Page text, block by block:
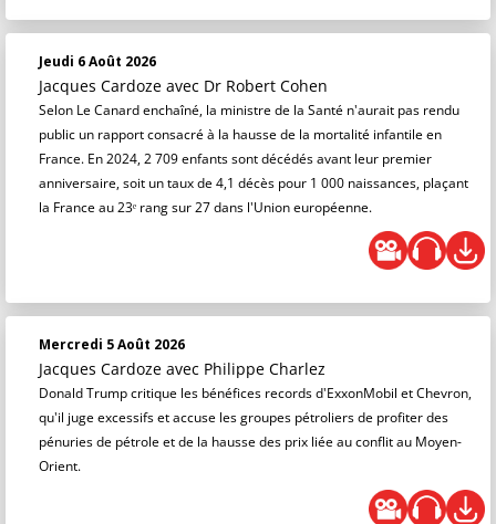
Jeudi 6 Août 2026
Jacques Cardoze avec Dr Robert Cohen
Selon Le Canard enchaîné, la ministre de la Santé n'aurait pas rendu
public un rapport consacré à la hausse de la mortalité infantile en
France. En 2024, 2 709 enfants sont décédés avant leur premier
anniversaire, soit un taux de 4,1 décès pour 1 000 naissances, plaçant
la France au 23ᵉ rang sur 27 dans l'Union européenne.
Mercredi 5 Août 2026
Jacques Cardoze avec Philippe Charlez
Donald Trump critique les bénéfices records d'ExxonMobil et Chevron,
qu'il juge excessifs et accuse les groupes pétroliers de profiter des
pénuries de pétrole et de la hausse des prix liée au conflit au Moyen-
Orient.